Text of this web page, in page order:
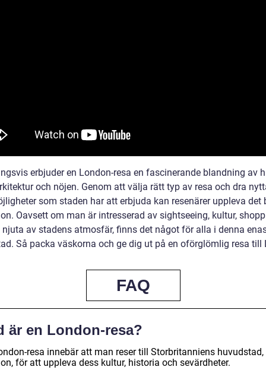
erbjuder en London-resa en fascinerande blandning av
och nöjen. Genom att välja rätt typ av resa och dra
som staden har att erbjuda kan resenärer uppleva det
Oavsett om man är intresserad av sightseeing, kultur,
av stadens atmosfär, finns det något för alla i denna
Så packa väskorna och ge dig ut på en oförglömlig resa till
FAQ
är en London-resa?
resa innebär att man reser till Storbritanniens huvudstad,
för att uppleva dess kultur, historia och sevärdheter.